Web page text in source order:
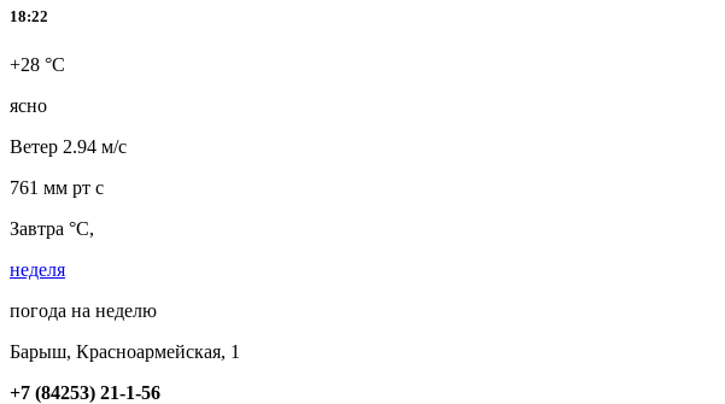
18:22
+28 °C
ясно
Ветер 2.94 м/с
761 мм рт с
Завтра °C,
неделя
погода на неделю
Барыш, Красноармейская, 1
+7 (84253) 21-1-56